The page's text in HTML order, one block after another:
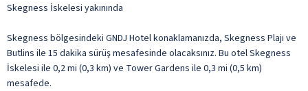
Skegness İskelesi yakınında
Skegness bölgesindeki GNDJ Hotel konaklamanızda, Skegness Plajı ve
Butlins ile 15 dakika sürüş mesafesinde olacaksınız. Bu otel Skegness
İskelesi ile 0,2 mi (0,3 km) ve Tower Gardens ile 0,3 mi (0,5 km)
mesafede.